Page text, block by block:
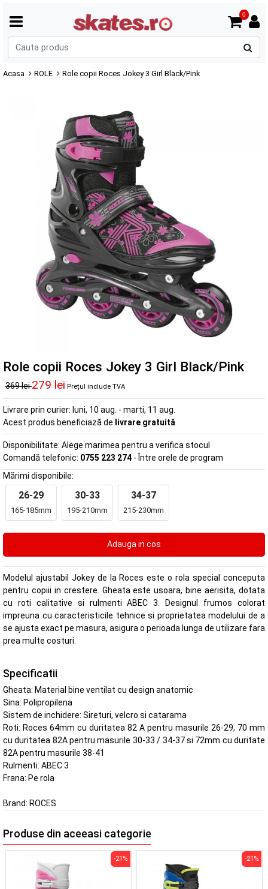
0
Acasa ROLE Role copii Roces Jokey 3 Girl Black/Pink
Role copii Roces Jokey 3 Girl Black/Pink
369 lei279 lei Prețul include TVA
Livrare prin curier: luni, 10 aug. - marti, 11 aug.
Acest produs beneficiază de livrare gratuită
Disponibilitate: Alege marimea pentru a verifica stocul
Comandă telefonic: 0755 223 274 - Între orele de program
Mărimi disponibile:
26-29
165-185mm
30-33
195-210mm
34-37
215-230mm
Modelul ajustabil Jokey de la Roces este o rola special conceputa
pentru copiii in crestere. Gheata este usoara, bine aerisita, dotata
cu roti calitative si rulmenti ABEC 3. Designul frumos colorat
impreuna cu caracteristicile tehnice si proprietatea modelului de a
se ajusta exact pe masura, asigura o perioada lunga de utilizare fara
prea multe costuri.
Specificatii
Gheata: Material bine ventilat cu design anatomic
Sina: Polipropilena
Sistem de inchidere: Sireturi, velcro si catarama
Roti: Roces 64mm cu duritatea 82 A pentru masurile 26-29, 70 mm
cu duritatea 82A pentru masurile 30-33 / 34-37 si 72mm cu duritate
82A pentru masurile 38-41
Rulmenti: ABEC 3
Frana: Pe rola
Brand: ROCES
Produse din aceeasi categorie
-21% -21%